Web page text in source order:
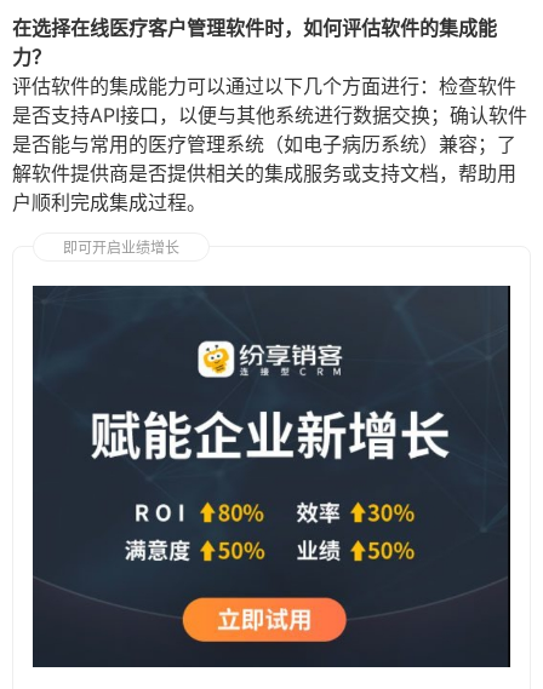
在选择在线医疗客户管理软件时，如何评估软件的集成能
力？
评估软件的集成能力可以通过以下几个方面进行：检查软件
是否支持API接口，以便与其他系统进行数据交换；确认软件
是否能与常用的医疗管理系统（如电子病历系统）兼容；了
解软件提供商是否提供相关的集成服务或支持文档，帮助用
户顺利完成集成过程。
即可开启业绩增长